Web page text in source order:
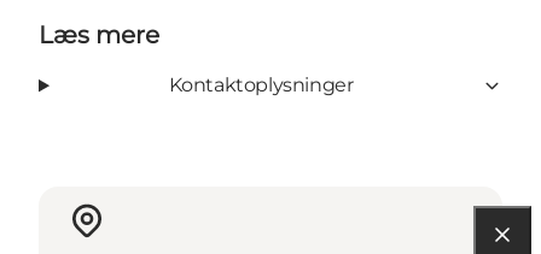
Læs mere
Kontaktoplysninger